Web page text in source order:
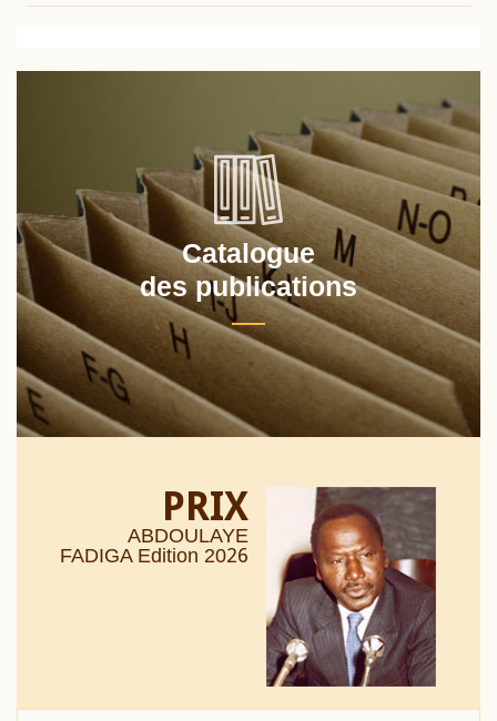
Catalogue
des publications
PRIX
ABDOULAYE
FADIGA Edition 2026